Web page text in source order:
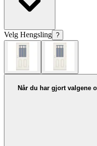
Velg Hengsling ?
Når du har gjort valgene